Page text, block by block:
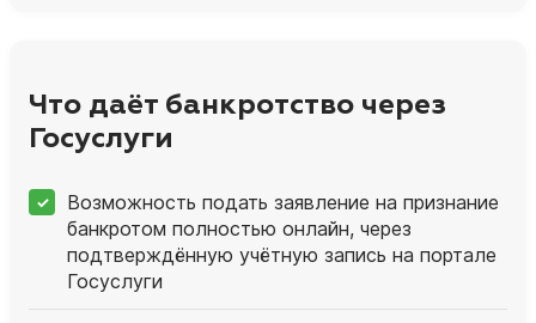
Что даёт банкротство через
Госуслуги
Возможность подать заявление на признание
банкротом полностью онлайн, через
подтверждённую учётную запись на портале
Госуслуги